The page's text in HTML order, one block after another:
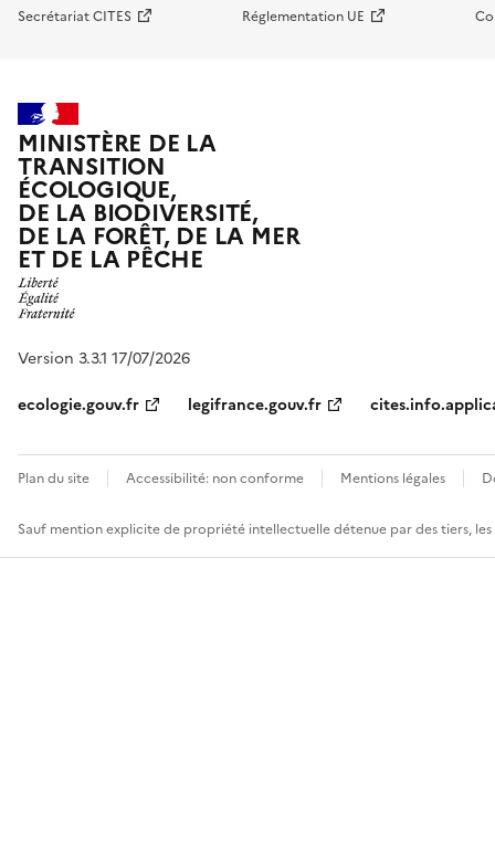
Secrétariat CITES Réglementation UE
MINISTÈRE DE LA
TRANSITION
ÉCOLOGIQUE,
DE LA BIODIVERSITÉ,
DE LA FORÊT, DE LA MER
ET DE LA PÊCHE
Version 3.3.1 17/07/2026
ecologie.gouv.fr
legifrance.gouv.fr
Plan du site Accessibilité: non conforme Mentions légales
Sauf mention explicite de propriété intellectuelle détenue par des tiers,